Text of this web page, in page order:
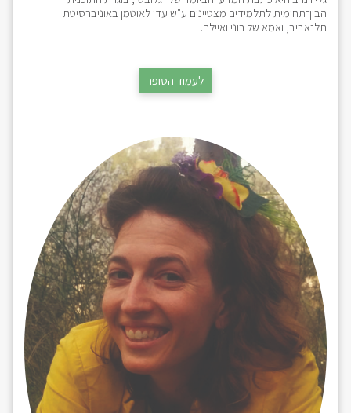
הבין־תחומית לתלמידים מצטיינים ע"ש עדי לאוטמן באוניברסיטת
תל־אביב, ואמא של רוני ואיילה.
לעמוד הסופר